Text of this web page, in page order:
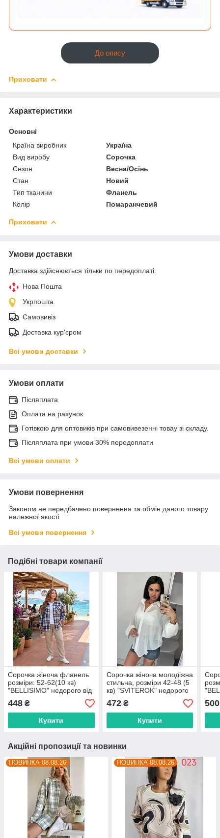
До опису
Приховати
Характеристики
Основні
Країна виробник
Україна
Вид виробу
Сорочка
Сезон
Весна/Осінь
Стан
Новий
Тип тканини
Фланель
Колір
Помаранчевий
Приховати
Умови доставки
Доставка здійснюється тільки по передоплаті.
Нова Пошта
Укрпошта
Самовивіз
Доставка кур'єром
Всі умови доставки
Умови оплати
Післяплата
Оплата на рахунок
Готівкою для оптовиків при самовивезенні товау зі складу.
Післяплата при умови 30% передоплати
Всі умови оплати
Умови повернення
Законом не передбачено повернення та обмін даного товару
належної якості
Всі умови повернення
Подібні товари компанії
Сорочка жіноча фланель
розміри: 52-62(10 кв)
"BELLISIMO" недорого від
прямого постачальника
448 ₴
Купити
Сорочка жіноча молодіжна
стильна, розміри 42-48 (5
кв) "SVITEROK" недорого
від прямого
постачальника
472₴
Купити
500
Акційні пропозиції та новинки
НОВИНКА 08.08.26 НОВИНКА 08.08.26